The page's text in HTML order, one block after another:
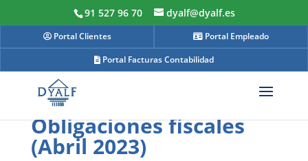
91 527 96 70 dyalf@dyalf.es
Portal Clientes
Portal Empleado
Portal Facturas Contabilidad
1º Trimestre ej 2023
Obligaciones fiscales
(Abril 2023)